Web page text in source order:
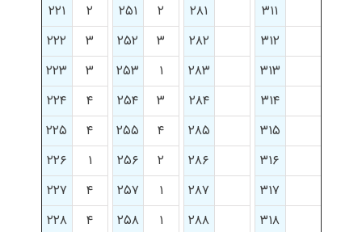
۳۱۱
۲۸۱ ۲ ۲۵۱ ۲
۲۲۱
۳۱۲
۲۸۲ ۳ ۲۵۲ ۳
۲۲۲
۳۱۳
۲۸۳ ۱ ۲۵۳ ۳
۲۲۳
۳۱۴
۲۸۴ ۳ ۲۵۴ ۴
۲۲۴
۳۱۵
۲۸۵ ۴ ۲۵۵ ۴
۲۲۵
۳۱۶
۲۸۶ ۲ ۲۵۶ ۱
۲۲۶
۳۱۷
۲۸۷ ۱ ۲۵۷ ۴
۲۲۷
۳۱۸
۲۸۸ ۱ ۲۵۸ ۴
۲۲۸